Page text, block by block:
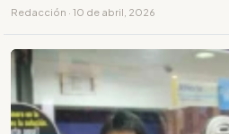
Redacción · 10 de abril, 2026